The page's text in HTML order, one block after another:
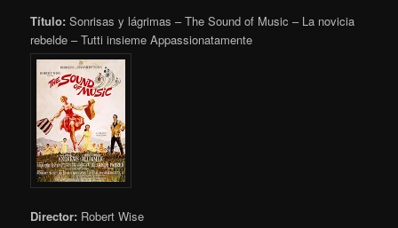
Título: Sonrisas y lágrimas – The Sound of Music – La novicia
rebelde – Tutti insieme Appassionatamente
Director: Robert Wise